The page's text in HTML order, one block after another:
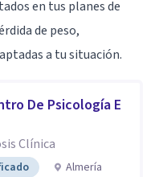
en tus planes de
de peso,
a tu situación.
De Psicología E
Clínica
Almería